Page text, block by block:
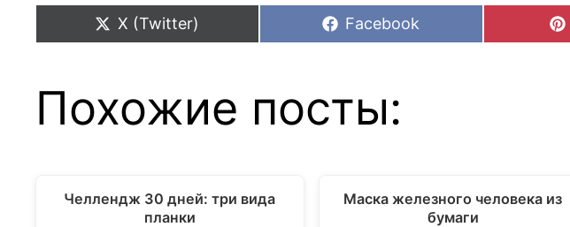
Share
on
X (Twitter)
Share
on
Facebook
Похожие посты:
Челлендж 30 дней: три вида
планки
Маска железного человека из
бумаги